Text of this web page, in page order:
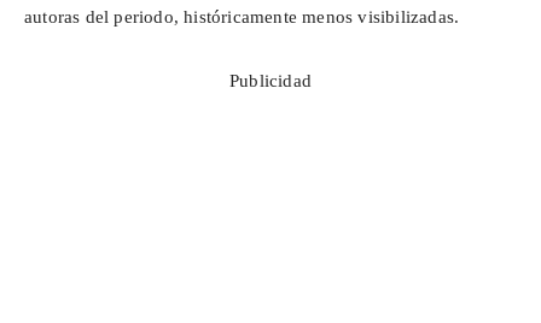
autoras del periodo, históricamente menos visibilizadas.
Publicidad